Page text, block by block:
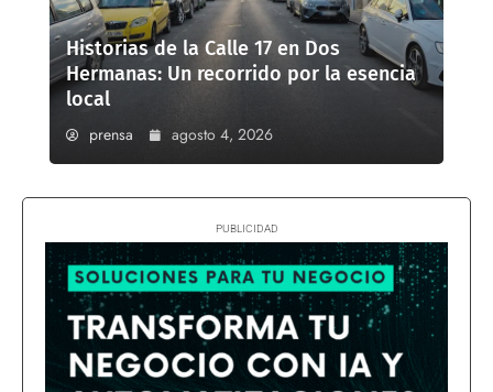
Historias de la Calle 17 en Dos
Hermanas: Un recorrido por la esencia
local
prensa agosto 4, 2026